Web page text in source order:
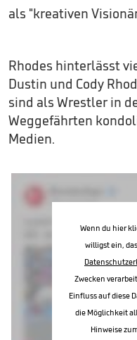
als "kreativen
Rhodes hinterlässt
Dustin und Cody
sind als Wrestler in
Weggefährten
Medien.
Wenn du hier
willigst ein,
Zwecken
Einfluss auf diese
die Möglichkeit
Hinweise